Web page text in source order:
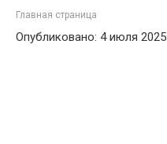
Главная страница
Опубликовано: 4 июля 2025